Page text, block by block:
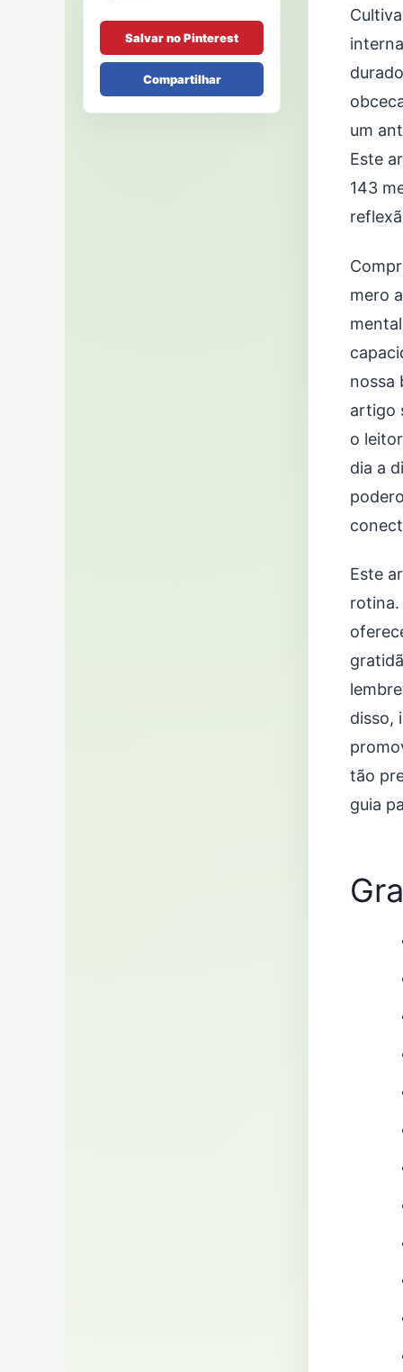
Salvar no Pinterest
Compartilhar
um
Este
143
mero
nossa
artigo
o
dia a
Este
rotina.
disso,
tão
guia